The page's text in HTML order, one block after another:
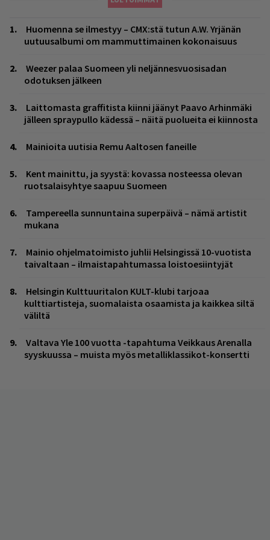
Huomenna se ilmestyy – CMX:stä tutun A.W. Yrjänän
uutuusalbumi om mammuttimainen kokonaisuus
Weezer palaa Suomeen yli neljännesvuosisadan
odotuksen jälkeen
Laittomasta graffitista kiinni jäänyt Paavo Arhinmäki
jälleen spraypullo kädessä – näitä puolueita ei kiinnosta
Mainioita uutisia Remu Aaltosen faneille
Kent mainittu, ja syystä: kovassa nosteessa olevan
ruotsalaisyhtye saapuu Suomeen
Tampereella sunnuntaina superpäivä – nämä artistit
mukana
Mainio ohjelmatoimisto juhlii Helsingissä 10-vuotista
taivaltaan – ilmaistapahtumassa loistoesiintyjät
Helsingin Kulttuuritalon KULT-klubi tarjoaa
kulttiartisteja, suomalaista osaamista ja kaikkea siltä
väliltä
Valtava Yle 100 vuotta -tapahtuma Veikkaus Arenalla
syyskuussa – muista myös metalliklassikot-konsertti